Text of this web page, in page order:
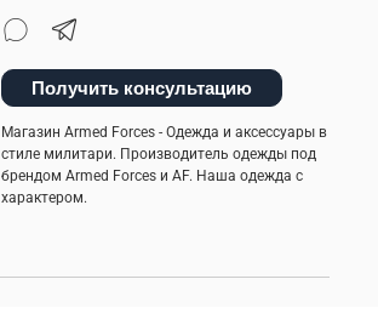
Получить консультацию
Магазин Armed Forces - Одежда и аксессуары в
стиле милитари. Производитель одежды под
брендом Armed Forces и AF. Наша одежда с
характером.